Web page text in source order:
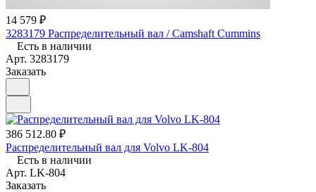
14 579 ₽
3283179 Распределительный вал / Camshaft Cummins
Есть в наличии
Арт. 3283179
Заказать
386 512.80 ₽
Распределительный вал для Volvo LK-804
Есть в наличии
Арт. LK-804
Заказать